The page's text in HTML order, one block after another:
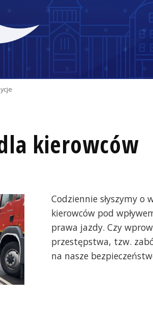
kierowców
Codziennie słyszymy o
kierowców pod
prawa jazdy. Czy
przestępstwa, tzw.
na nasze